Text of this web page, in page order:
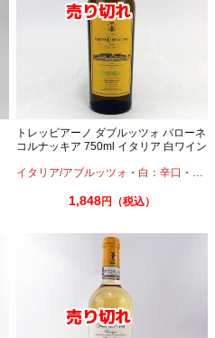
トレッビアーノ ダブルッツォ バローネ
コルナッキア 750ml イタリア 白ワイン
イタリア/アブルッツォ ・ 白：辛口 ・ ト
1,848円（税込）